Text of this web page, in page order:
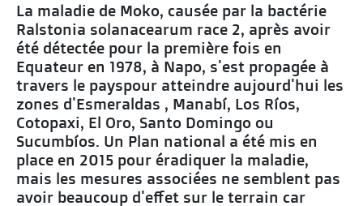
La maladie de Moko, causée par la bactérie
Ralstonia solanacearum race 2, après avoir
été détectée pour la première fois en
Equateur en 1978, à Napo, s'est propagée à
travers le payspour atteindre aujourd'hui les
zones d'Esmeraldas , Manabí, Los Ríos,
Cotopaxi, El Oro, Santo Domingo ou
Sucumbíos. Un Plan national a été mis en
place en 2015 pour éradiquer la maladie,
mais les mesures associées ne semblent pas
avoir beaucoup d'effet sur le terrain car